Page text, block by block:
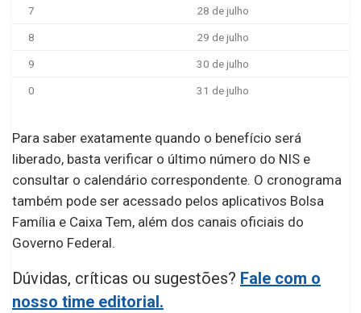
7 28 de julho
8 29 de julho
9 30 de julho
0 31 de julho
Para saber exatamente quando o benefício será
liberado, basta verificar o último número do NIS e
consultar o calendário correspondente. O cronograma
também pode ser acessado pelos aplicativos Bolsa
Família e Caixa Tem, além dos canais oficiais do
Governo Federal.
Dúvidas, críticas ou sugestões? Fale com o
nosso time editorial.